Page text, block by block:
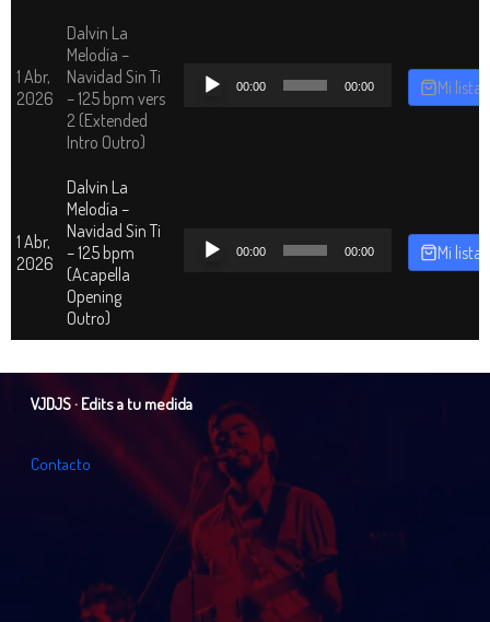
1 Abr,
2026
Dalvin La
Melodía –
Navidad Sin Ti
– 125 bpm vers
2 (Extended
Intro Outro)
Reproductor
00:00 00:00 Mi lista
1 Abr,
2026
Dalvin La
Melodía –
Navidad Sin Ti
– 125 bpm
(Acapella
Opening
Outro)
Reproductor
00:00 00:00 Mi lista
VJDJS · Edits a tu medida
Contacto